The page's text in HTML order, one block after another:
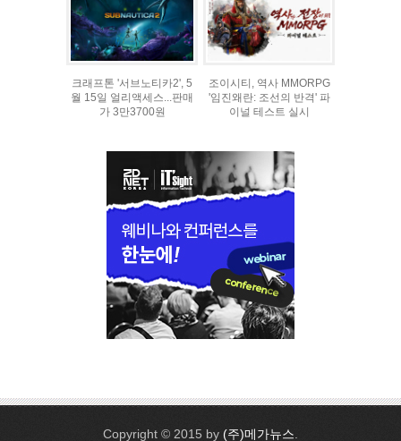
크래프톤 '서브노티카2', 5
월 15일 얼리액세스...판매
가 3만3700원
조이시티, 역사 MMORPG
'임진왜란: 조선의 반격' 파
이널 테스트 실시
Copyright © 2015 by (주)메가뉴스.